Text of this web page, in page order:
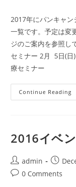
2017年にパンキャ
一覧です。予定は変
ジのご案内を参照
セミナー 2月 5日(
療セ
Continue Reading
ン
2016イベ
Post
author:
admin
Post
Post0 Comments